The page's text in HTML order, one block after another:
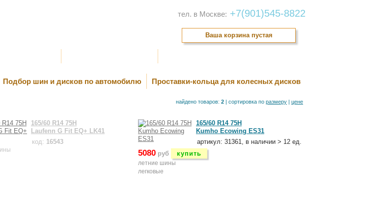
тел. в Москве: +7(901)545-8822
Ваша корзина пустая
Подбор шин и дисков по автомобилю Проставки-кольца для колесных дисков
найдено товаров: 2 | cортировка по размеру | цене
165/60 R14 75H
Laufenn G Fit EQ+ LK41
код: 16543
165/60 R14 75H
Kumho Ecowing ES31
артикул: 31361, в наличии > 12 ед.
5080 руб купить
летние шины
легковые